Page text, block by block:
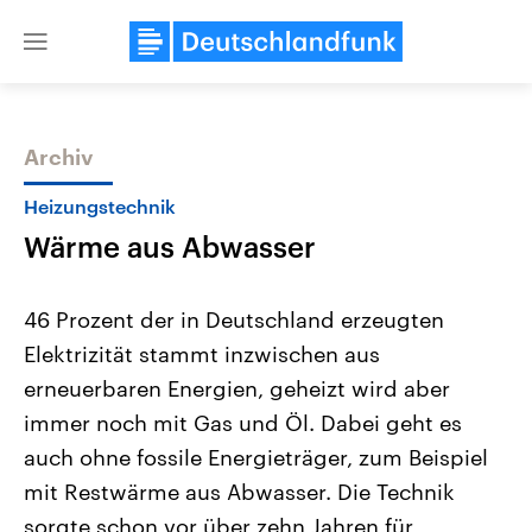
Close
Themen
USA
Aktuelle Beiträge, Analysen und
Hintergründe
Wirtschaftlich und militärisch
gehören die Vereinigten Staaten zu
mit großem Einfluss auf das
Nahostkonflikt
Aktuelle Lage und
Der Überfall der
Terrororganisation Hamas
Oktober 2023 auf Israel
Israel möchte die Hamas
Archiv
Heizungstechnik
Wärme aus Abwasser
46 Prozent der in Deutschland erzeugten
Elektrizität stammt inzwischen aus
erneuerbaren Energien, geheizt wird aber
immer noch mit Gas und Öl. Dabei geht es
auch ohne fossile Energieträger, zum Beispiel
mit Restwärme aus Abwasser. Die Technik
sorgte schon vor über zehn Jahren für